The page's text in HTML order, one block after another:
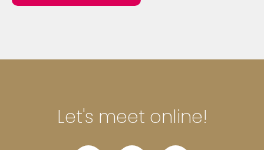
Let's meet online!